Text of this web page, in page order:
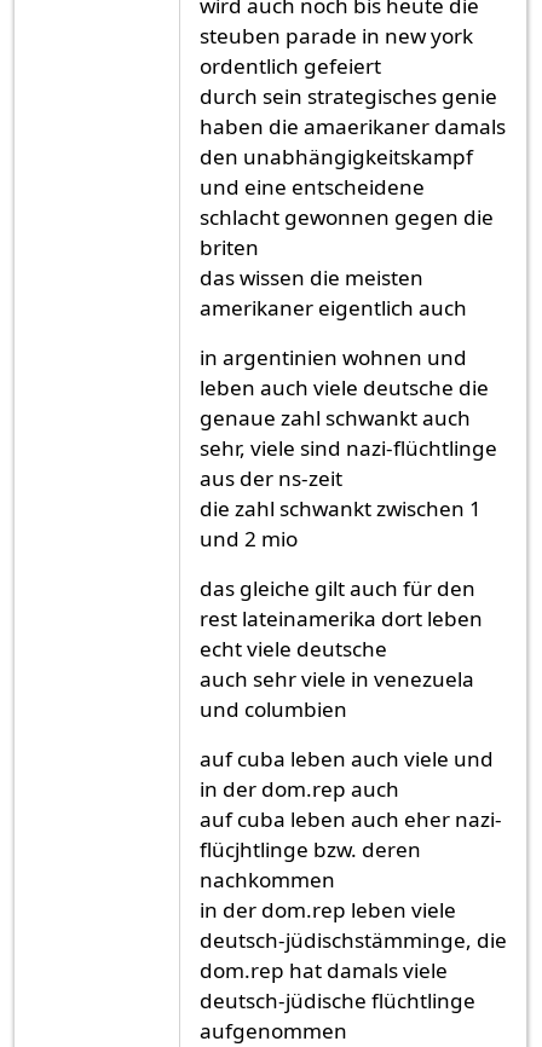
wird auch noch bis heute die
steuben parade in new york
ordentlich gefeiert
durch sein strategisches genie
haben die amaerikaner damals
den unabhängigkeitskampf
und eine entscheidene
schlacht gewonnen gegen die
briten
das wissen die meisten
amerikaner eigentlich auch
in argentinien wohnen und
leben auch viele deutsche die
genaue zahl schwankt auch
sehr, viele sind nazi-flüchtlinge
aus der ns-zeit
die zahl schwankt zwischen 1
und 2 mio
das gleiche gilt auch für den
rest lateinamerika dort leben
echt viele deutsche
auch sehr viele in venezuela
und columbien
auf cuba leben auch viele und
in der dom.rep auch
auf cuba leben auch eher nazi-
flücjhtlinge bzw. deren
nachkommen
in der dom.rep leben viele
deutsch-jüdischstämminge, die
dom.rep hat damals viele
deutsch-jüdische flüchtlinge
aufgenommen